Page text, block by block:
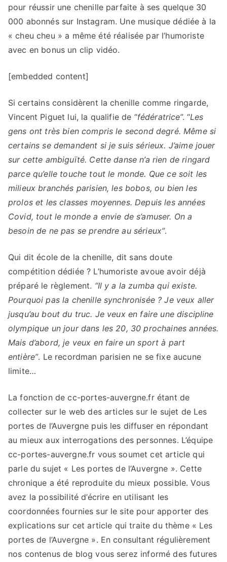
pour réussir une chenille parfaite à ses quelque 30
000 abonnés sur Instagram. Une musique dédiée à la
« cheu cheu » a même été réalisée par l’humoriste
avec en bonus un clip vidéo.
[embedded content]
Si certains considèrent la chenille comme ringarde,
Vincent Piguet lui, la qualifie de “fédératrice”. “Les
gens ont très bien compris le second degré. Même si
certains se demandent si je suis sérieux. J’aime jouer
sur cette ambiguïté. Cette danse n’a rien de ringard
parce qu’elle touche tout le monde. Que ce soit les
milieux branchés parisien, les bobos, ou bien les
prolos et les classes moyennes. Depuis les années
Covid, tout le monde a envie de s’amuser. On a
besoin de ne pas se prendre au sérieux”.
Qui dit école de la chenille, dit sans doute
compétition dédiée ? L’humoriste avoue avoir déjà
préparé le règlement. “Il y a la zumba qui existe.
Pourquoi pas la chenille synchronisée ? Je veux aller
jusqu’au bout du truc. Je veux en faire une discipline
olympique un jour dans les 20, 30 prochaines années.
Mais d’abord, je veux en faire un sport à part
entière”. Le recordman parisien ne se fixe aucune
limite…
La fonction de cc-portes-auvergne.fr étant de
collecter sur le web des articles sur le sujet de Les
portes de l’Auvergne puis les diffuser en répondant
au mieux aux interrogations des personnes. L’équipe
cc-portes-auvergne.fr vous soumet cet article qui
parle du sujet « Les portes de l’Auvergne ». Cette
chronique a été reproduite du mieux possible. Vous
avez la possibilité d’écrire en utilisant les
coordonnées fournies sur le site pour apporter des
explications sur cet article qui traite du thème « Les
portes de l’Auvergne ». En consultant régulièrement
nos contenus de blog vous serez informé des futures